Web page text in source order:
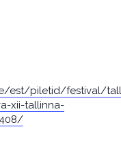
est/piletid/festival/
xii-tallinna-